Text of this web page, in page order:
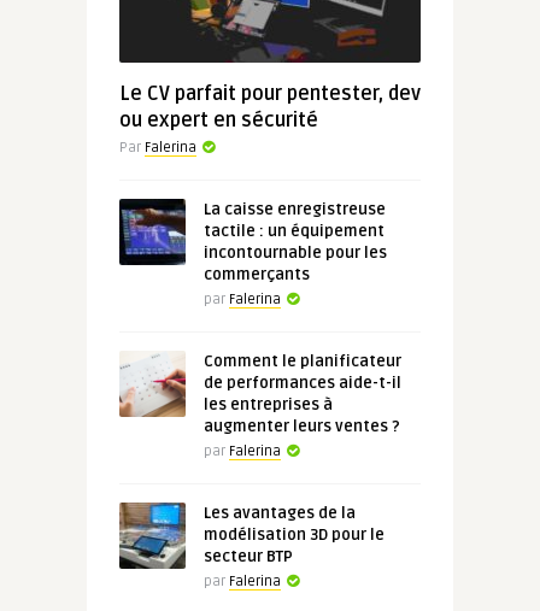
Le CV parfait pour pentester, dev
ou expert en sécurité
Par Falerina
La caisse enregistreuse
tactile : un équipement
incontournable pour les
commerçants
par Falerina
Comment le planificateur
de performances aide-t-il
les entreprises à
augmenter leurs ventes ?
par Falerina
Les avantages de la
modélisation 3D pour le
secteur BTP
par Falerina